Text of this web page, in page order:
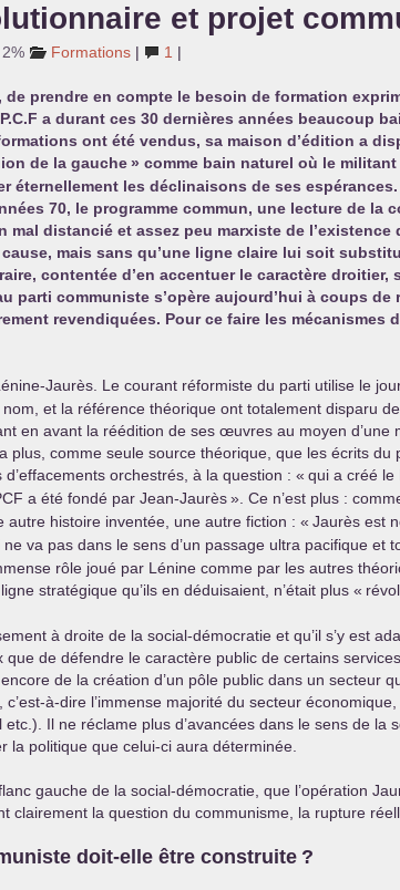
et projet
Formations | 1 |
de prendre en compte le besoin de formation
P.C.F a durant ces 30 dernières années beaucoup
ont été vendus, sa maison d’édition a
de la gauche» comme bain naturel où le
éternellement les déclinaisons de ses
70, le programme commun, une lecture de la
distancié et assez peu marxiste de l’existence
mais sans qu’une ligne claire lui soit
contentée d’en accentuer le caractère
parti communiste s’opère aujourd’hui à coups
revendiquées. Pour ce faire les mécanismes
Jaurès. Le courant réformiste du parti utilise le
et la référence théorique ont totalement disparu
en avant la réédition de ses œuvres au moyen
plus, comme seule source théorique, que les écrits
orchestrés, à la question : « qui a créé le
a été fondé par Jean-Jaurès». Ce n’est plus :
autre histoire inventée, une autre fiction : « Jaurès est
va pas dans le sens d’un passage ultra pacifique et
rôle joué par Lénine comme par les autres
stratégique qu’ils en déduisaient, n’était plus «
à droite de la social-démocratie et qu’il s’y est
de défendre le caractère public de certains
de la création d’un pôle public dans un secteur
à-dire l’immense majorité du secteur économique,
Il ne réclame plus d’avancées dans le sens de la
la politique que celui-ci aura déterminée.
gauche de la social-démocratie, que l’opération
clairement la question du communisme, la rupture
doit-elle être construite ?